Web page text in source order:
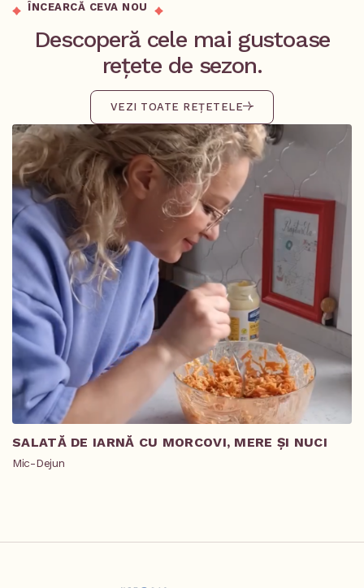
ÎNCEARCĂ CEVA NOU
Descoperă cele mai gustoase
rețete de sezon.
VEZI TOATE REȚETELE
SALATĂ DE IARNĂ CU MORCOVI, MERE ȘI NUCI
Mic-Dejun